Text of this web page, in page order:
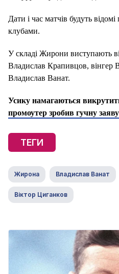
Дати і час матчів будуть
клубами.
У складі Жирони виступають
Владислав Крапивцов, вінгер
Владислав Ванат.
Усику намагаються
промоутер зробив гучну
ТЕГИ
Жирона Владислав Ванат
Віктор Циганков